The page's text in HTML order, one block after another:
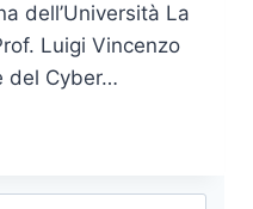
dell’Università La
Luigi Vincenzo
del Cyber…